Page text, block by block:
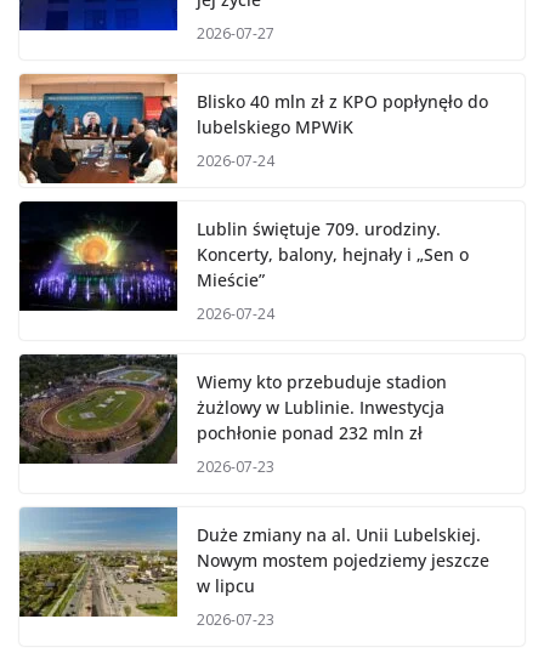
2026-07-27
Blisko 40 mln zł z KPO popłynęło do
lubelskiego MPWiK
2026-07-24
Lublin świętuje 709. urodziny.
Koncerty, balony, hejnały i „Sen o
Mieście”
2026-07-24
Wiemy kto przebuduje stadion
żużlowy w Lublinie. Inwestycja
pochłonie ponad 232 mln zł
2026-07-23
Duże zmiany na al. Unii Lubelskiej.
Nowym mostem pojedziemy jeszcze
w lipcu
2026-07-23